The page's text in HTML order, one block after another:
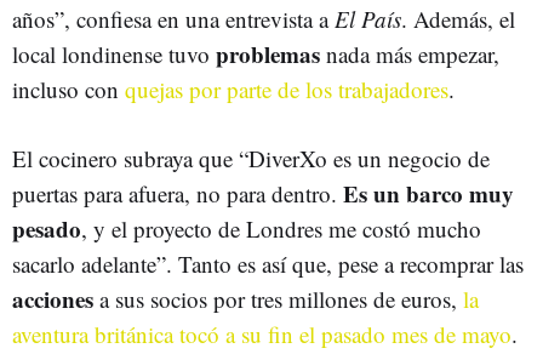
años”, confiesa en una entrevista aEl País. Además, el
local londinense tuvo problemas nada más empezar,
incluso con quejas por parte de los trabajadores.
El cocinero subraya que “DiverXo es un negocio de
puertas para afuera, no para dentro. Es un barco muy
pesado, y el proyecto de Londres me costó mucho
sacarlo adelante”. Tanto es así que, pese a recomprar las
acciones a sus socios por tres millones de euros, la
aventura británica tocó a su fin el pasado mes de mayo.